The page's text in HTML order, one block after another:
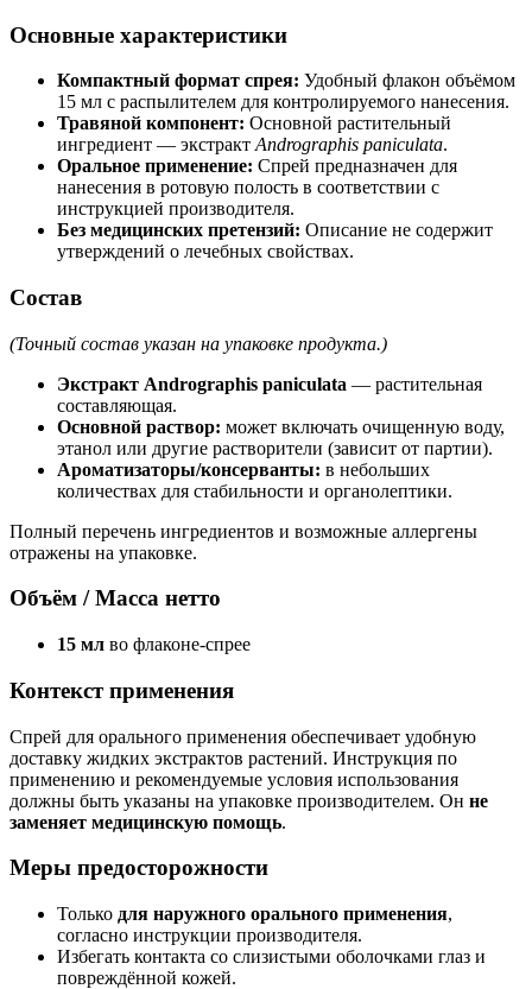
Основные характеристики
Компактный формат спрея: Удобный флакон объёмом
15 мл с распылителем для контролируемого нанесения.
Травяной компонент: Основной растительный
ингредиент — экстракт Andrographis paniculata.
Оральное применение: Спрей предназначен для
нанесения в ротовую полость в соответствии с
инструкцией производителя.
Без медицинских претензий: Описание не содержит
утверждений о лечебных свойствах.
Состав
(Точный состав указан на упаковке продукта.)
Экстракт Andrographis paniculata — растительная
составляющая.
Основной раствор: может включать очищенную воду,
этанол или другие растворители (зависит от партии).
Ароматизаторы/консерванты: в небольших
количествах для стабильности и органолептики.
Полный перечень ингредиентов и возможные аллергены
отражены на упаковке.
Объём / Масса нетто
15 мл во флаконе-спрее
Контекст применения
Спрей для орального применения обеспечивает удобную
доставку жидких экстрактов растений. Инструкция по
применению и рекомендуемые условия использования
должны быть указаны на упаковке производителем. Он не
заменяет медицинскую помощь.
Меры предосторожности
Только для наружного орального применения,
согласно инструкции производителя.
Избегать контакта со слизистыми оболочками глаз и
повреждённой кожей.